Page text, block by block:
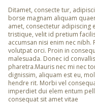
Ditamet, consecte tur,
borse magnam aliquam
amet, consectetur adipiscing
tristique, velit id pretium
accumsan nisi enim nec nibh.
volutpat orci. Proin in
malesuada. Donec id
pharetra.Mauris nec mi nec
dignissim, aliquam est eu,
hendre rit. Morbi vel
imperdiet dui elem entum
consequat sit amet vitae